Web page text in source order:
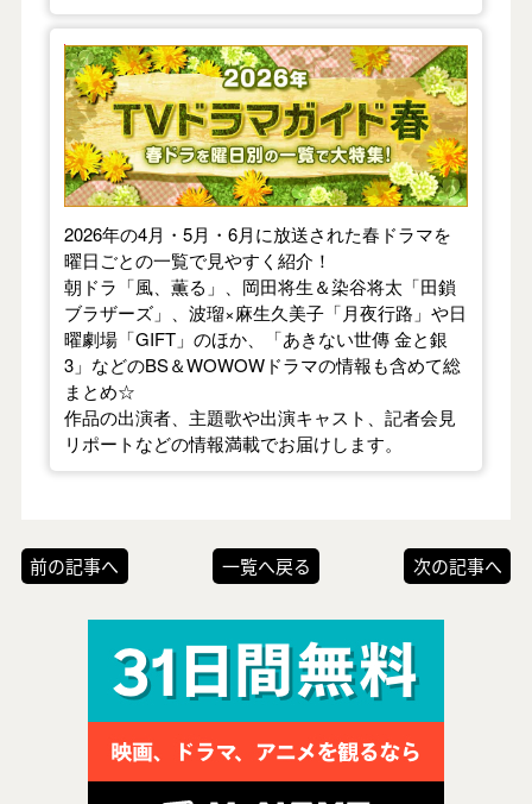
【2026年春】TVドラマガイド
2026年の4月・5月・6月に放送された春ドラマを
曜日ごとの一覧で見やすく紹介！
朝ドラ「風、薫る」、岡田将生＆染谷将太「田鎖
ブラザーズ」、波瑠×麻生久美子「月夜行路」や日
曜劇場「GIFT」のほか、「あきない世傳 金と銀
3」などのBS＆WOWOWドラマの情報も含めて総
まとめ☆
作品の出演者、主題歌や出演キャスト、記者会見
リポートなどの情報満載でお届けします。
前の記事へ 一覧へ戻る 次の記事へ